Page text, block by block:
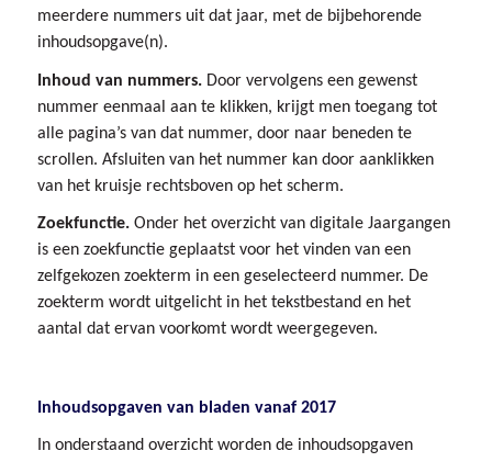
meerdere nummers uit dat jaar, met de bijbehorende
inhoudsopgave(n).
Inhoud van nummers. Door vervolgens een gewenst
nummer eenmaal aan te klikken, krijgt men toegang tot
alle pagina’s van dat nummer, door naar beneden te
scrollen. Afsluiten van het nummer kan door aanklikken
van het kruisje rechtsboven op het scherm.
Zoekfunctie. Onder het overzicht van digitale Jaargangen
is een zoekfunctie geplaatst voor het vinden van een
zelfgekozen zoekterm in een geselecteerd nummer. De
zoekterm wordt uitgelicht in het tekstbestand en het
aantal dat ervan voorkomt wordt weergegeven.
Inhoudsopgaven van bladen vanaf 2017
In onderstaand overzicht worden de inhoudsopgaven